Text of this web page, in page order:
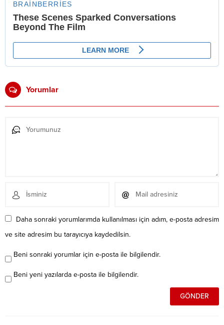
Yorumlar
Daha sonraki yorumlarımda kullanılması için adım, e-posta adresim
ve site adresim bu tarayıcıya kaydedilsin.
Beni sonraki yorumlar için e-posta ile bilgilendir.
Beni yeni yazılarda e-posta ile bilgilendir.